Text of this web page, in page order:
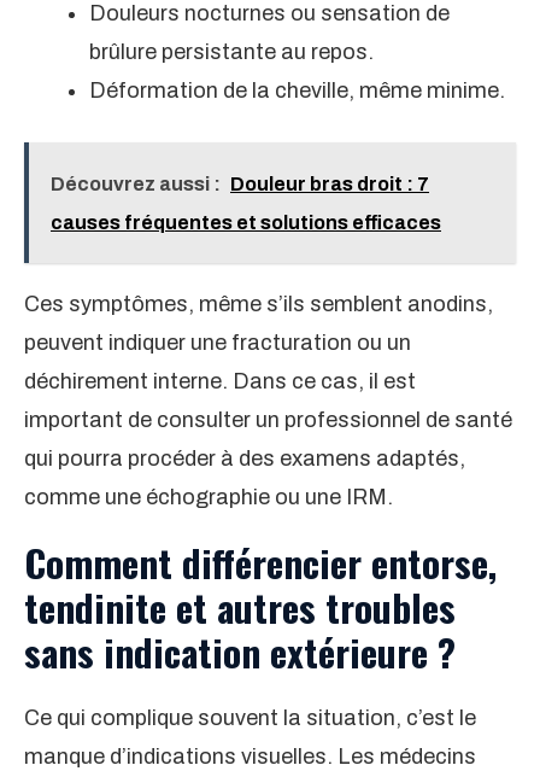
Douleurs nocturnes ou sensation de
brûlure persistante au repos.
Déformation de la cheville, même minime.
Découvrez aussi : Douleur bras droit : 7
causes fréquentes et solutions efficaces
Ces symptômes, même s’ils semblent anodins,
peuvent indiquer une fracturation ou un
déchirement interne. Dans ce cas, il est
important de consulter un professionnel de santé
qui pourra procéder à des examens adaptés,
comme une échographie ou une IRM.
Comment différencier entorse,
tendinite et autres troubles
sans indication extérieure ?
Ce qui complique souvent la situation, c’est le
manque d’indications visuelles. Les médecins